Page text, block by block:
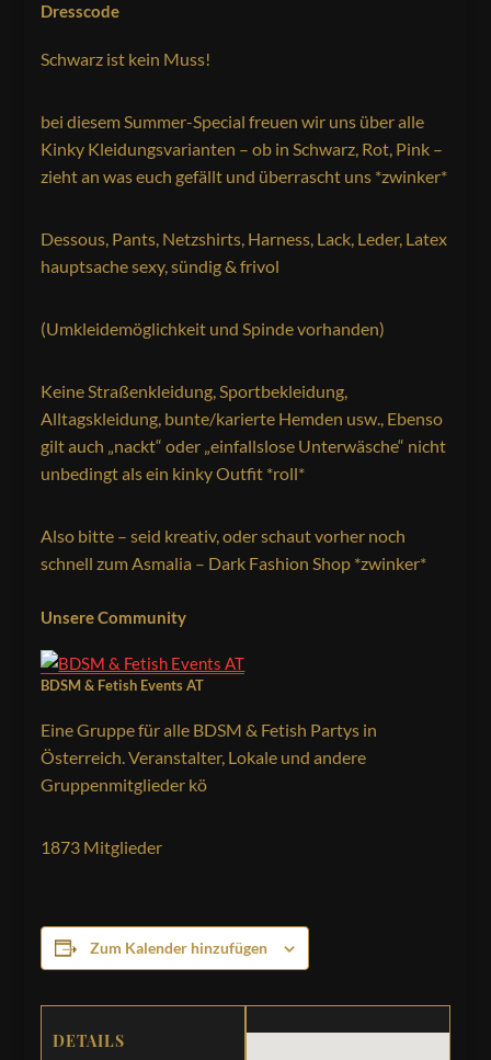
Dresscode
Schwarz ist kein Muss!
bei diesem Summer-Special freuen wir uns über alle
Kinky Kleidungsvarianten – ob in Schwarz, Rot, Pink –
zieht an was euch gefällt und überrascht uns *zwinker*
Dessous, Pants, Netzshirts, Harness, Lack, Leder, Latex
hauptsache sexy, sündig & frivol
(Umkleidemöglichkeit und Spinde vorhanden)
Keine Straßenkleidung, Sportbekleidung,
Alltagskleidung, bunte/karierte Hemden usw., Ebenso
gilt auch „nackt“ oder „einfallslose Unterwäsche“ nicht
unbedingt als ein kinky Outfit *roll*
Also bitte – seid kreativ, oder schaut vorher noch
schnell zum Asmalia – Dark Fashion Shop *zwinker*
Unsere Community
BDSM & Fetish Events AT
Eine Gruppe für alle BDSM & Fetish Partys in
Österreich. Veranstalter, Lokale und andere
Gruppenmitglieder kö
1873 Mitglieder
Zum Kalender hinzufügen
DETAILS